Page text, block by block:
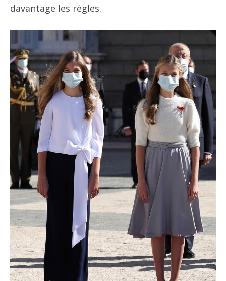
davantage les règles.